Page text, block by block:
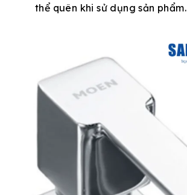
thể quên khi sử dụng sản phẩm.